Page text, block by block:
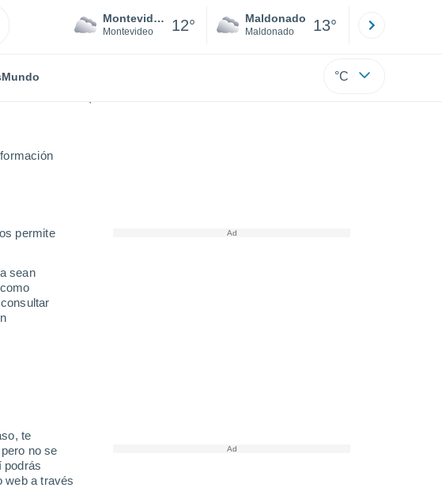
permite
sean
te
no se
podrás
web a través
Montevideo
Montevideo 12° Maldonado
Maldonado 13°
Mundo °C
la lluvia de estrellas las líridas